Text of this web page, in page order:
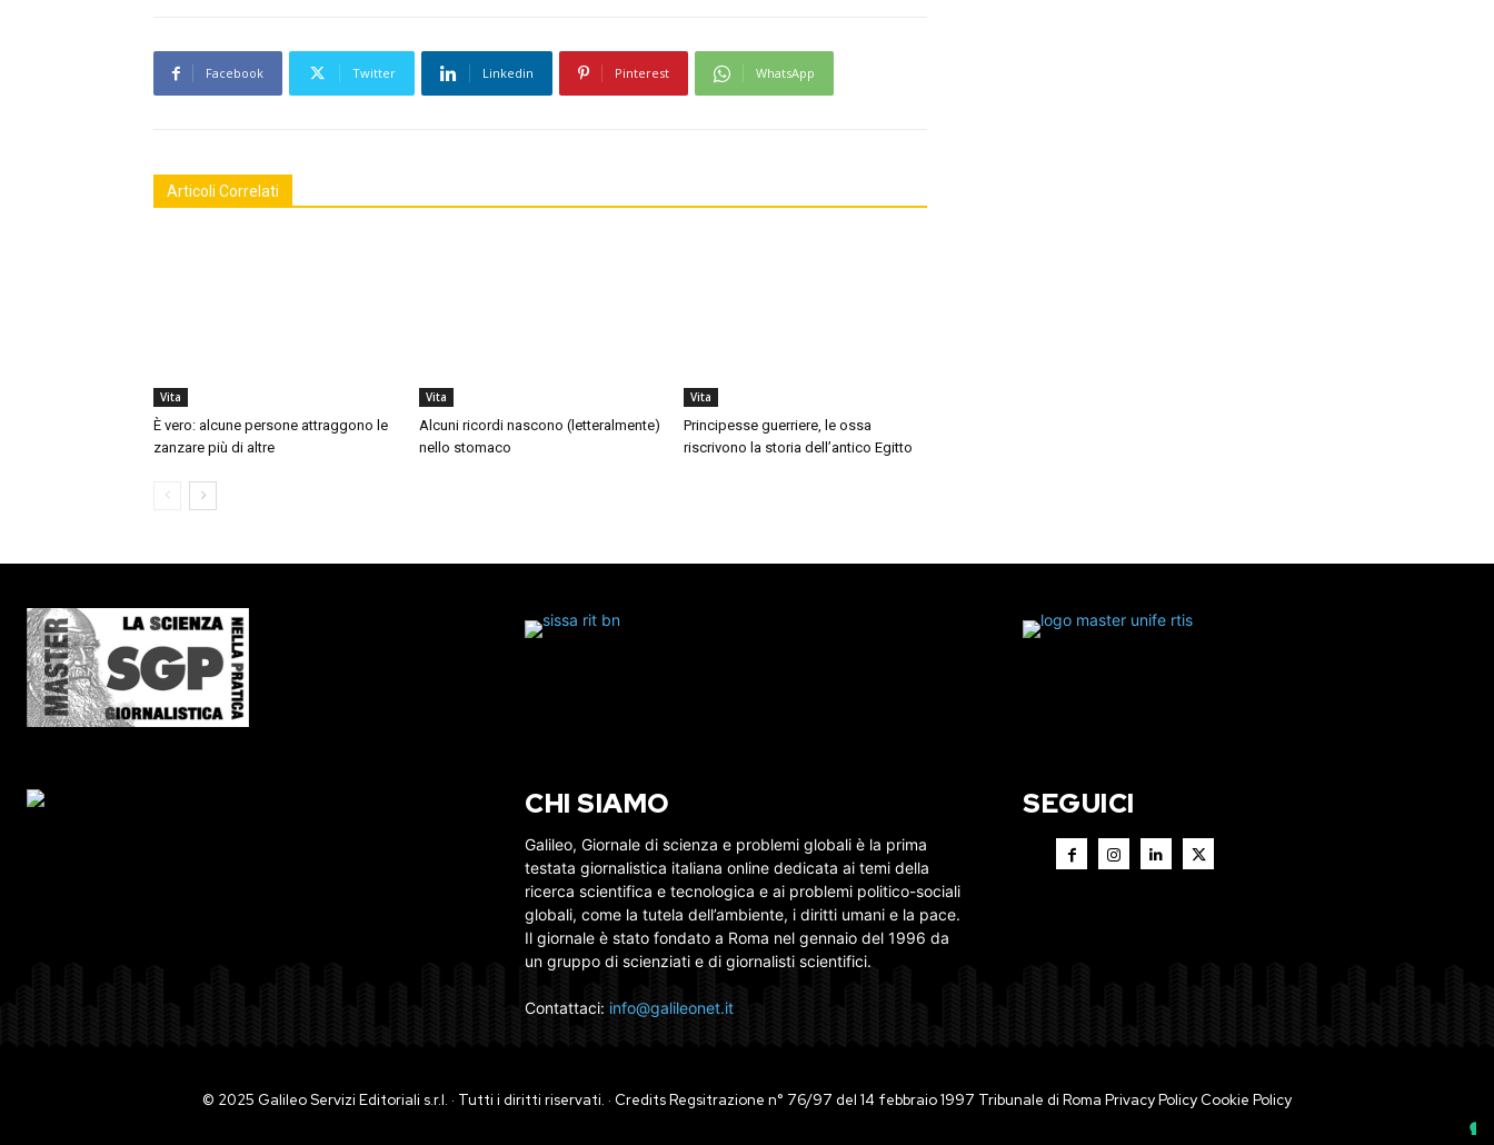
Facebook Twitter Linkedin Pinterest WhatsApp
Articoli Correlati
Vita
È vero: alcune persone attraggono le
zanzare più di altre
Vita
Alcuni ricordi nascono (letteralmente)
nello stomaco
Vita
Principesse guerriere, le ossa
riscrivono la storia dell’antico Egitto
CHI SIAMO
Galileo, Giornale di scienza e problemi globali è la prima
testata giornalistica italiana online dedicata ai temi della
ricerca scientifica e tecnologica e ai problemi politico-sociali
globali, come la tutela dell’ambiente, i diritti umani e la pace.
Il giornale è stato fondato a Roma nel gennaio del 1996 da
un gruppo di scienziati e di giornalisti scientifici.
Contattaci: info@galileonet.it
SEGUICI
© 2025 Galileo Servizi Editoriali s.r.l. · Tutti i diritti riservati. · Credits Regsitrazione n° 76/97 del 14 febbraio 1997 Tribunale di Roma Privacy PolicyCookie Policy